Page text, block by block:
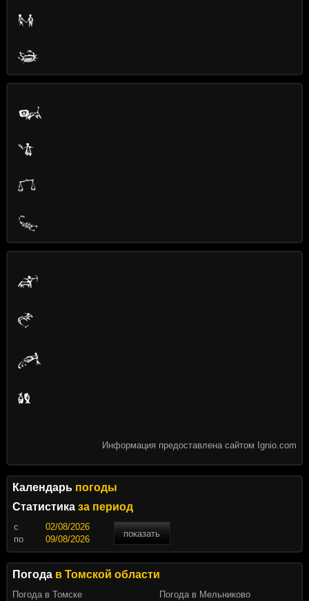
Информация предоставлена сайтом Ignio.com
Календарь погоды
Статистика за период
c
показать
по
Погода в Томской области
Погода в Томске
Погода в Мельниково